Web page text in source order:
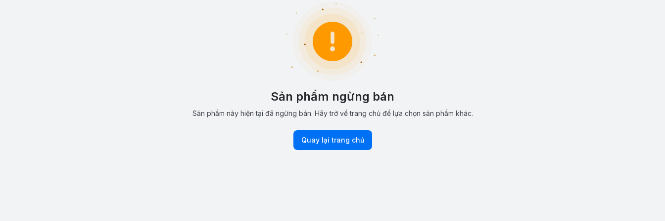
Sản phẩm ngừng bán
Sản phẩm này hiện tại đã ngừng bán. Hãy trở về trang chủ để lựa chọn sản phẩm khác.
Quay lại trang chủ